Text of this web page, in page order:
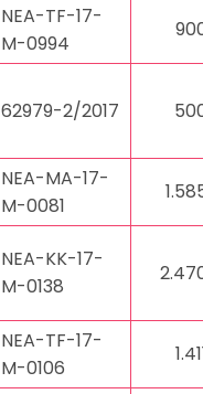
NEA-TF-17-
M-0994
62979-2/2017
NEA-MA-17-
M-0081
NEA-KK-17-
M-0138
NEA-TF-17-
M-0106